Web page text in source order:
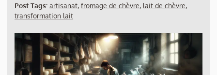
Post Tags: artisanat, fromage de chèvre, lait de chèvre,
transformation lait